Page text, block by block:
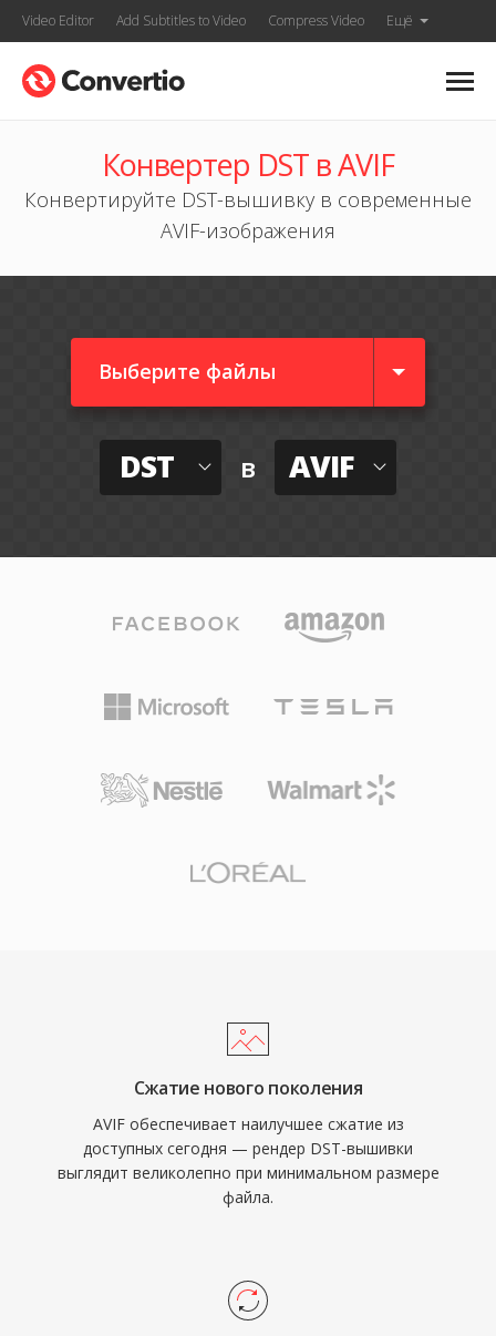
Video Editor Add Subtitles to Video Compress Video Ещё
Конвертер DST в AVIF
Конвертируйте DST-вышивку в современные
AVIF-изображения
Выберите файлы
DST в AVIF
Сжатие нового поколения
AVIF обеспечивает наилучшее сжатие из
доступных сегодня — рендер DST-вышивки
выглядит великолепно при минимальном размере
файла.